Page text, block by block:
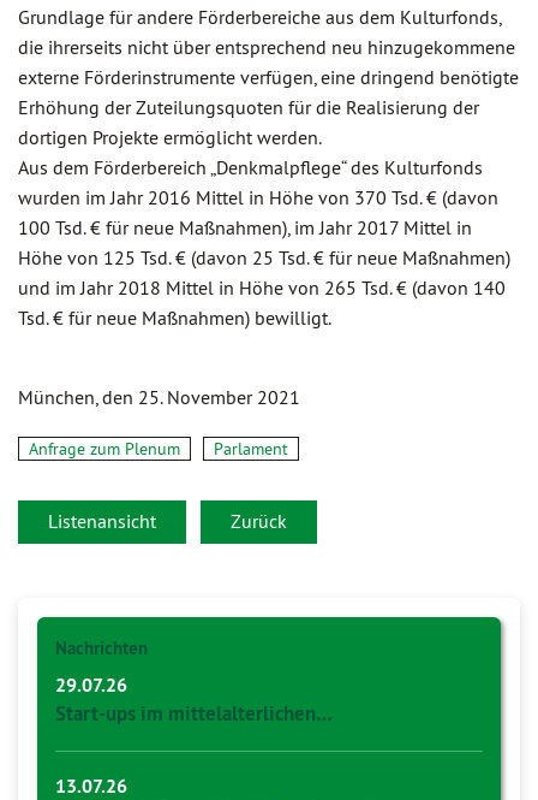
Grundlage für andere Förderbereiche aus dem Kulturfonds,
die ihrerseits nicht über entsprechend neu hinzugekommene
externe Förderinstrumente verfügen, eine dringend benötigte
Erhöhung der Zuteilungsquoten für die Realisierung der
dortigen Projekte ermöglicht werden.
Aus dem Förderbereich „Denkmalpflege“ des Kulturfonds
wurden im Jahr 2016 Mittel in Höhe von 370 Tsd. € (davon
100 Tsd. € für neue Maßnahmen), im Jahr 2017 Mittel in
Höhe von 125 Tsd. € (davon 25 Tsd. € für neue Maßnahmen)
und im Jahr 2018 Mittel in Höhe von 265 Tsd. € (davon 140
Tsd. € für neue Maßnahmen) bewilligt.
München, den 25. November 2021
Anfrage zum Plenum Parlament
Listenansicht Zurück
Nachrichten
29.07.26
Start-ups im mittelalterlichen…
13.07.26